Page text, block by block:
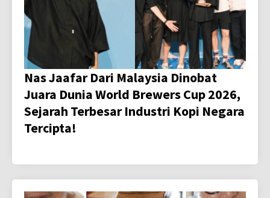
Nas Jaafar Dari Malaysia Dinobat
Juara Dunia World Brewers Cup 2026,
Sejarah Terbesar Industri Kopi Negara
Tercipta!